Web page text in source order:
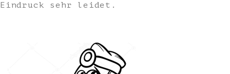
Eindruck sehr leidet.